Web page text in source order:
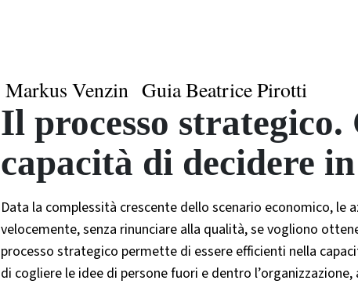
Markus Venzin Guia Beatrice Pirotti
Il processo
capacità di decidere
Data la complessità crescente dello scenario economico, le
velocemente, senza rinunciare alla qualità, se vogliono
processo strategico permette di essere efficienti nella
di cogliere le idee di persone fuori e dentro